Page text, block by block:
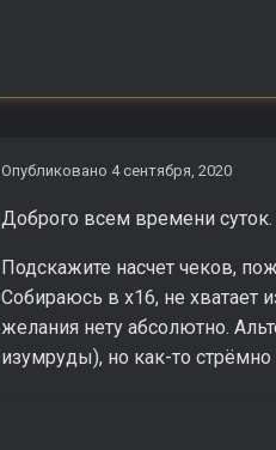
Опубликовано 4 сентября, 2020
Доброго всем времени суток.
Подскажите насчет чеков,
Собираюсь в х16, не хватает
желания нету абсолютно.
изумруды), но как-то